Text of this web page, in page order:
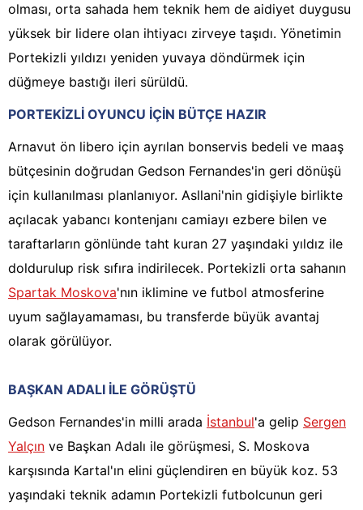
olması, orta sahada hem teknik hem de aidiyet duygusu
yüksek bir lidere olan ihtiyacı zirveye taşıdı. Yönetimin
Portekizli yıldızı yeniden yuvaya döndürmek için
düğmeye bastığı ileri sürüldü.
PORTEKİZLİ OYUNCU İÇİN BÜTÇE HAZIR
Arnavut ön libero için ayrılan bonservis bedeli ve maaş
bütçesinin doğrudan Gedson Fernandes'in geri dönüşü
için kullanılması planlanıyor. Asllani'nin gidişiyle birlikte
açılacak yabancı kontenjanı camiayı ezbere bilen ve
taraftarların gönlünde taht kuran 27 yaşındaki yıldız ile
doldurulup risk sıfıra indirilecek. Portekizli orta sahanın
Spartak Moskova'nın iklimine ve futbol atmosferine
uyum sağlayamaması, bu transferde büyük avantaj
olarak görülüyor.
BAŞKAN ADALI İLE GÖRÜŞTÜ
Gedson Fernandes'in milli arada İstanbul'a gelip Sergen
Yalçın ve Başkan Adalı ile görüşmesi, S. Moskova
karşısında Kartal'ın elini güçlendiren en büyük koz. 53
yaşındaki teknik adamın Portekizli futbolcunun geri